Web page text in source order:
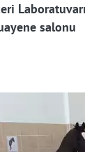
salonu